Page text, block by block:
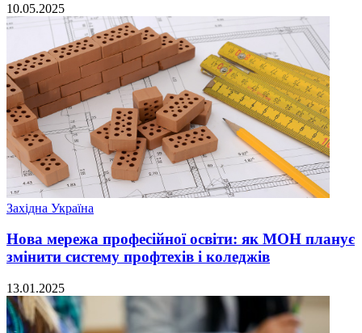
10.05.2025
Західна Україна
Нова мережа професійної освіти: як МОН планує
змінити систему профтехів і коледжів
13.01.2025